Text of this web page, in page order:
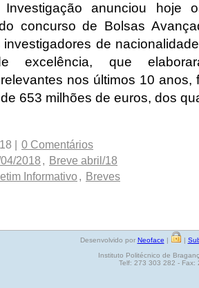
Investigação anunciou hoje
concurso de Bolsas
investigadores de
excelência, que
nos últimos 10 anos,
653 milhões de euros, dos
|
0 Comentários
2018 , Breve abril/18
Informativo, Breves
Desenvolvido por Neoface | |
Instituto Politécnico de
Telf: 273 303 282 - Fax: